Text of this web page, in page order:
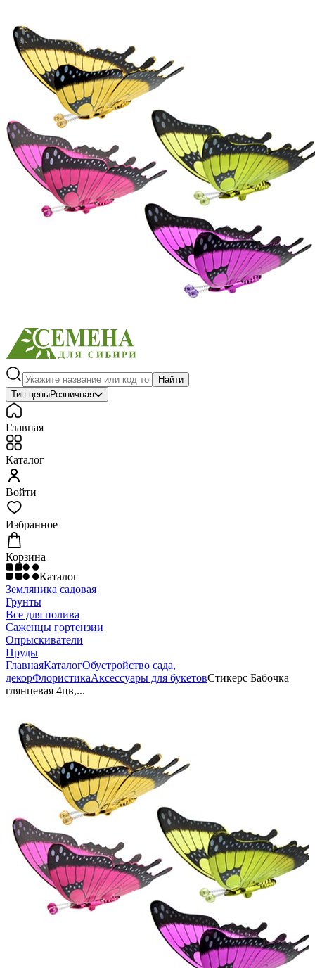
Обратный звонокЗаказать обратный звонок
Каталог
Семена
Грунты
Газонные травы, сидераты
Горшки, рассадники, аксессуары
Посадочный материал
Садовый инструмент, инвентарь
Средства защиты, удобрения, добавки, химия
Найти
Тип ценыРозничная
Главная
Каталог
Войти
Избранное
Корзина
Каталог
Земляника садовая
Грунты
Все для полива
Саженцы гортензии
Опрыскиватели
Пруды
ГлавнаяКаталогОбустройство сада,
декорФлористикаАксессуары для букетовСтикерс Бабочка
глянцевая 4цв,...